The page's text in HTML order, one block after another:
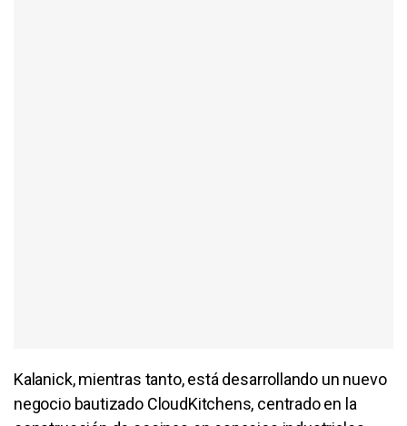
Kalanick, mientras tanto, está desarrollando un nuevo
negocio bautizado CloudKitchens, centrado en la